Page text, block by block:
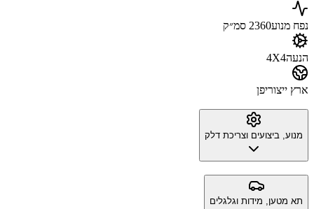
נפח מנוע2360 סמ״ק
הנעה4X4
ארץ ייצוריפן
מנוע, ביצועים וצריכת דלק
תא מטען, מידות וגלגלים